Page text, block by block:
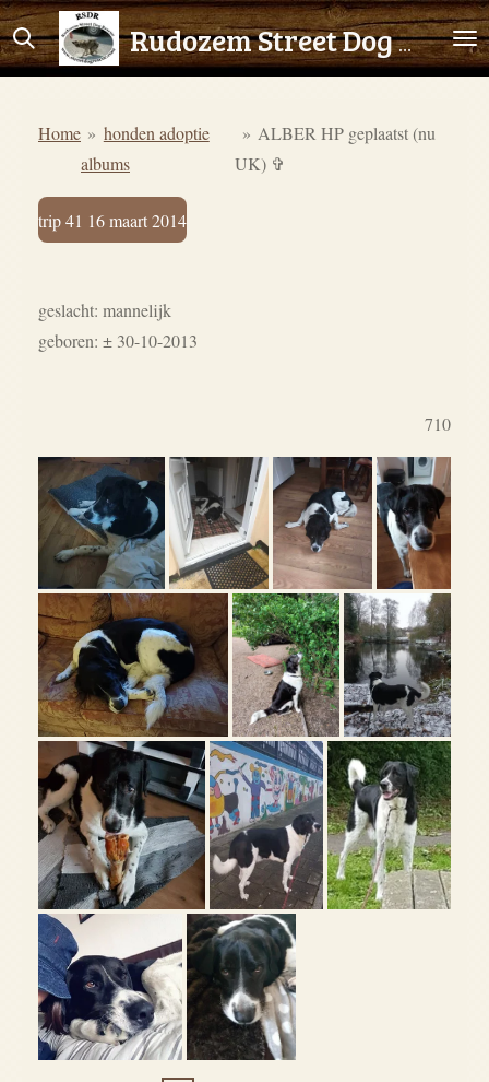
Ga
direct
hoofdinhoud
Rudozem Street Dog Rescue
Home » honden adoptie
albums
» ALBER HP geplaatst (nu
UK) ✞
trip 41 16 maart 2014
geslacht: mannelijk
geboren: ± 30-10-2013
710